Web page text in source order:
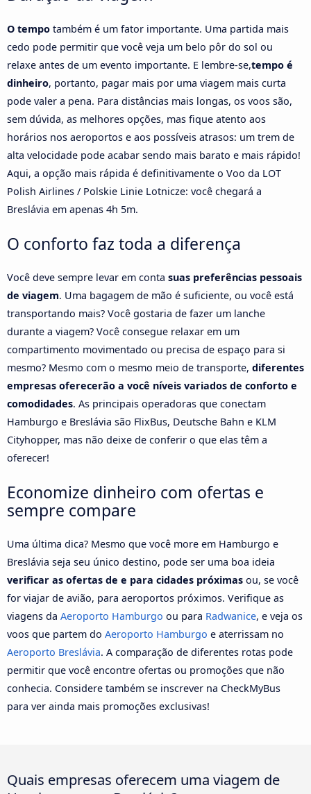
O tempo também é um fator importante. Uma partida mais
cedo pode permitir que você veja um belo pôr do sol ou
relaxe antes de um evento importante. E lembre-se,tempo é
dinheiro, portanto, pagar mais por uma viagem mais curta
pode valer a pena. Para distâncias mais longas, os voos são,
sem dúvida, as melhores opções, mas fique atento aos
horários nos aeroportos e aos possíveis atrasos: um trem de
alta velocidade pode acabar sendo mais barato e mais rápido!
Aqui, a opção mais rápida é definitivamente o Voo da LOT
Polish Airlines / Polskie Linie Lotnicze: você chegará a
Breslávia em apenas 4h 5m.
O conforto faz toda a diferença
Você deve sempre levar em conta suas preferências pessoais
de viagem. Uma bagagem de mão é suficiente, ou você está
transportando mais? Você gostaria de fazer um lanche
durante a viagem? Você consegue relaxar em um
compartimento movimentado ou precisa de espaço para si
mesmo? Mesmo com o mesmo meio de transporte, diferentes
empresas oferecerão a você níveis variados de conforto e
comodidades. As principais operadoras que conectam
Hamburgo e Breslávia são FlixBus, Deutsche Bahn e KLM
Cityhopper, mas não deixe de conferir o que elas têm a
oferecer!
Economize dinheiro com ofertas e
sempre compare
Uma última dica? Mesmo que você more em Hamburgo e
Breslávia seja seu único destino, pode ser uma boa ideia
verificar as ofertas de e para cidades próximas ou, se você
for viajar de avião, para aeroportos próximos. Verifique as
viagens da Aeroporto Hamburgo ou para Radwanice, e veja os
voos que partem do Aeroporto Hamburgo e aterrissam no
Aeroporto Breslávia. A comparação de diferentes rotas pode
permitir que você encontre ofertas ou promoções que não
conhecia. Considere também se inscrever na CheckMyBus
para ver ainda mais promoções exclusivas!
Quais empresas oferecem uma viagem de